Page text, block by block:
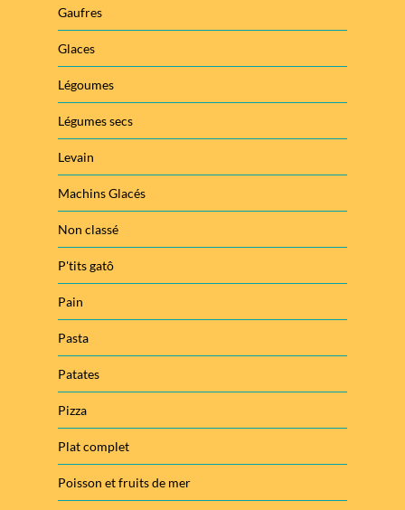
Gaufres
Glaces
Légoumes
Légumes secs
Levain
Machins Glacés
Non classé
P'tits gatô
Pain
Pasta
Patates
Pizza
Plat complet
Poisson et fruits de mer